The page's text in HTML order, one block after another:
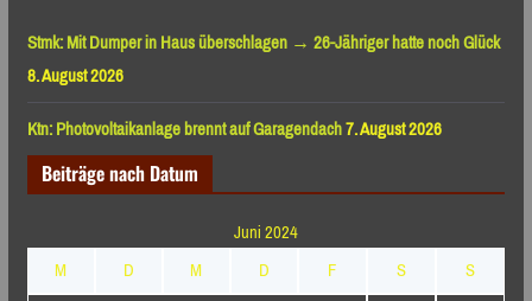
Stmk: Mit Dumper in Haus überschlagen → 26-Jähriger hatte noch Glück
8. August 2026
Ktn: Photovoltaikanlage brennt auf Garagendach7. August 2026
Beiträge nach Datum
Juni 2024
M
D M D F S
S